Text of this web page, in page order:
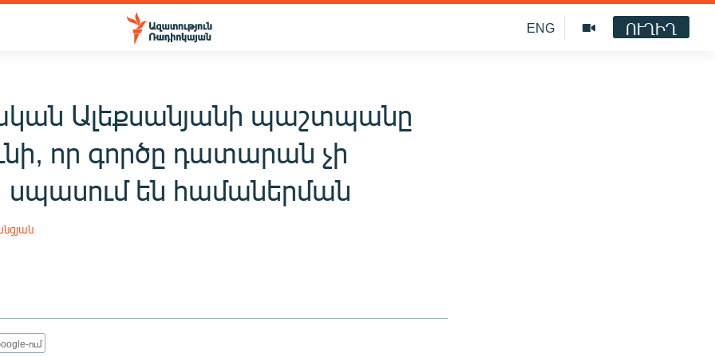
ENG ՈՒՂԻՂ
Ալեքսանյանի պաշտպանը
որ գործը դատարան չի
սպասում են համաներման
ում